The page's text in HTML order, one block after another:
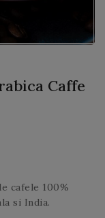
Caffe
cafele 100%
si India.